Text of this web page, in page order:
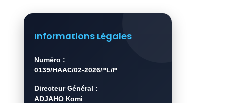
Informations Légales
Numéro :
0139/HAAC/02-2026/PL/P
Directeur Général :
ADJAHO Komi